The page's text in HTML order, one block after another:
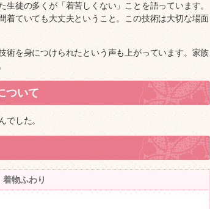
徒の多くが「着苦しくない」ことを語っています。
着ていても大丈夫ということ。この技術は大切な場面
術を身につけられたという声も上がっています。家族
ついて
でした。
着物ふわり